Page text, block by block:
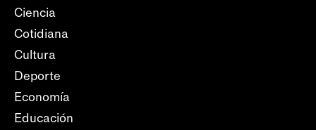
Ciencia
Cotidiana
Cultura
Deporte
Economía
Educación